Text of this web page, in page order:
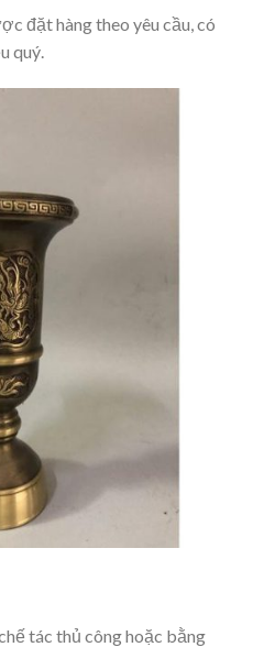
đặt hàng theo yêu cầu, có
quý.
tác thủ công hoặc bằng